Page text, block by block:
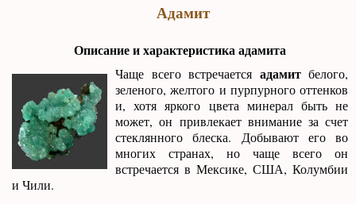
Адамит
Описание и характеристика адамита
Чаще всего встречается адамитбелого,
зеленого, желтого и пурпурного оттенков
и, хотя яркого цвета минерал быть не
может, он привлекает внимание за счет
стеклянного блеска. Добывают его во
многих странах, но чаще всего он
встречается в Мексике, США, Колумбии
и Чили.